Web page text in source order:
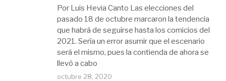
Por Luis Hevia Canto Las elecciones del
pasado 18 de octubre marcaron la tendencia
que habrá de seguirse hasta los comicios del
2021. Sería un error asumir que el escenario
será el mismo, pues la contienda de ahora se
llevó a cabo
octubre 28, 2020